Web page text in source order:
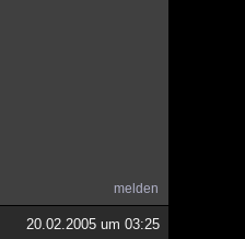
melden
20.02.2005 um 03:25